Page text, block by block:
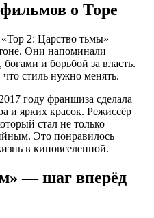
о Торе
2: Царство тьмы» —
Они напоминали
и борьбой за власть.
стиль нужно менять.
году франшиза сделала
и ярких красок. Режиссёр
стал не только
Это понравилось
в киновселенной.
— шаг вперёд